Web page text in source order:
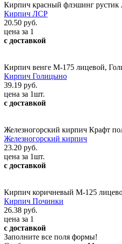
Кирпич красный флэшинг
Кирпич ЛСР
20.50 руб.
цена за 1
с доставкой
Кирпич венге М-175 лицевой,
Кирпич Голицыно
39.19 руб.
цена за 1шт.
с доставкой
Железногорский кирпич Крафт
Железногорский кирпич
23.20 руб.
цена за 1шт.
с доставкой
Кирпич коричневый М-125
Кирпич Починки
26.38 руб.
цена за 1
с доставкой
Заполните все поля формы!